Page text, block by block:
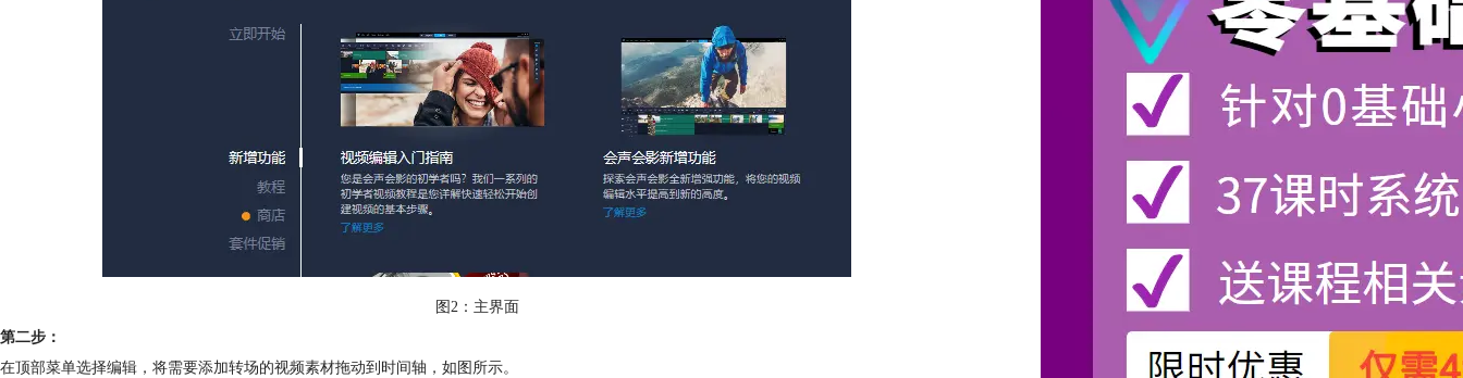
图2：主界面
第二步：
在顶部菜单选择编辑，将需要添加转场的视频素材拖动到时间轴，如图所示。